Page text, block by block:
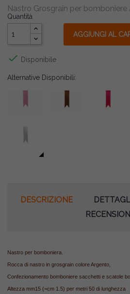
Nastro Grosgrain per
Quantità
AGGIUNGI AL
 Disponibile
Alternative Disponibili:
DESCRIZIONE
Nastro per bomboniera.
Rocca di nastro in grosgrain colore Argento,
Confezionamento bomboniere sacchetti e scatole
Altezza mm15 (=cm 1.5) per metri 50 di lunghezza